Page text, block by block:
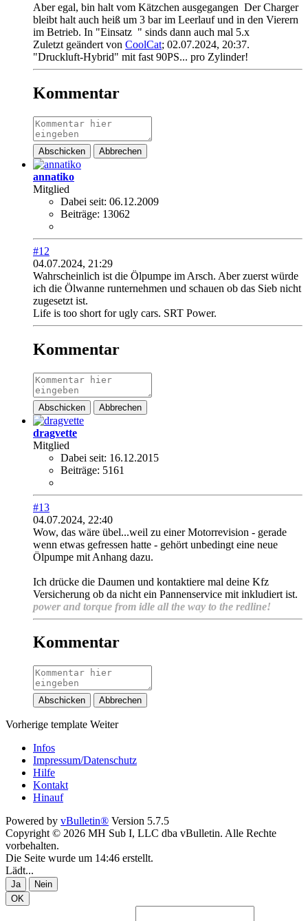
Aber egal, bin halt vom Kätzchen ausgegangen Der Charger
bleibt halt auch heiß um 3 bar im Leerlauf und in den Vierern
im Betrieb. In "Einsatz " sinds dann auch mal 5.x
Zuletzt geändert von CoolCat; 02.07.2024, 20:37.
"Druckluft-Hybrid" mit fast 90PS... pro Zylinder!
Kommentar
Abschicken Abbrechen
annatiko
Mitglied
Dabei seit: 06.12.2009
Beiträge: 13062
#12
04.07.2024, 21:29
Wahrscheinlich ist die Ölpumpe im Arsch. Aber zuerst würde
ich die Ölwanne runternehmen und schauen ob das Sieb nicht
zugesetzt ist.
Life is too short for ugly cars. SRT Power.
Kommentar
Abschicken Abbrechen
dragvette
Mitglied
Dabei seit: 16.12.2015
Beiträge: 5161
#13
04.07.2024, 22:40
Wow, das wäre übel...weil zu einer Motorrevision - gerade
wenn etwas gefressen hatte - gehört unbedingt eine neue
Ölpumpe mit Anhang dazu.
Ich drücke die Daumen und kontaktiere mal deine Kfz
Versicherung ob da nicht ein Pannenservice mit inkludiert ist.
power and torque from idle all the way to the redline!
Kommentar
Abschicken Abbrechen
Vorherige template Weiter
Infos
Impressum/Datenschutz
Hilfe
Kontakt
Hinauf
Powered by vBulletin® Version 5.7.5
Copyright © 2026 MH Sub I, LLC dba vBulletin. Alle Rechte
vorbehalten.
Die Seite wurde um 14:46 erstellt.
Lädt...
Ja
Nein
OK